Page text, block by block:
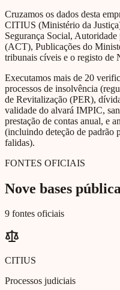
Cruzamos os dados desta
CITIUS (Ministério da
Segurança Social,
(ACT), Publicações do
tribunais cíveis e o registo de
Executamos mais de 20
processos de insolvência
de Revitalização (PER),
validade do alvará IMPIC,
prestação de contas anual, e
(incluindo deteção de padrão
falidas).
FONTES OFICIAIS
Nove bases
9 fontes oficiais
CITIUS
Processos judiciais